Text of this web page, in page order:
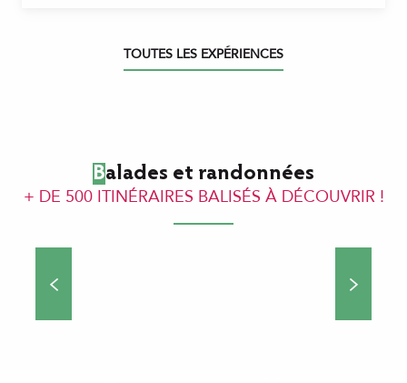
TOUTES LES EXPÉRIENCES
Balades et randonnées
+ DE 500 ITINÉRAIRES BALISÉS À DÉCOUVRIR !